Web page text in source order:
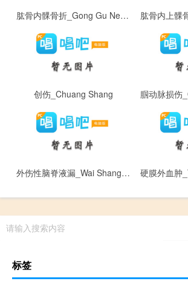
肱骨内髁骨折_Gong Gu Nei Ke Gu Zhe
创伤_Chuang Shang
外伤性脑脊液漏_Wai Shang Xing Nao Ji Ye Lou
请输入搜索内容
标签